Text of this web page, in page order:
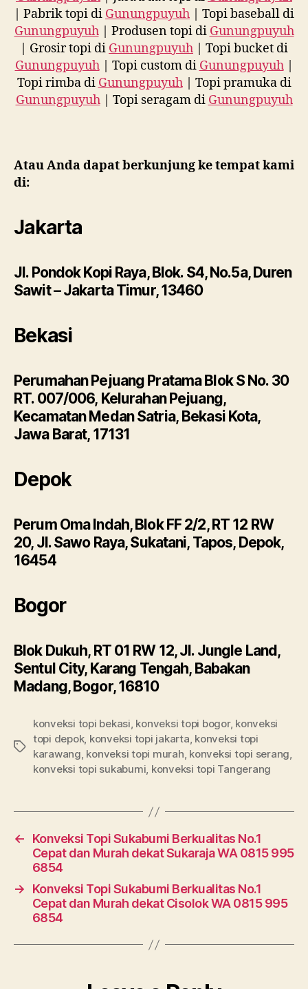
| Pabrik topi di Gunungpuyuh | Topi baseball di
Gunungpuyuh| Produsen topi di Gunungpuyuh
| Grosir topi di Gunungpuyuh | Topi bucket di
Gunungpuyuh| Topi custom di Gunungpuyuh|
Topi rimba di Gunungpuyuh| Topi pramuka di
Gunungpuyuh| Topi seragam di Gunungpuyuh
Atau Anda dapat berkunjung ke tempat kami
di:
Jakarta
Jl. Pondok Kopi Raya, Blok. S4, No.5a, Duren
Sawit – Jakarta Timur, 13460
Bekasi
Perumahan Pejuang Pratama Blok S No. 30
RT. 007/006, Kelurahan Pejuang,
Kecamatan Medan Satria, Bekasi Kota,
Jawa Barat, 17131
Depok
Perum Oma Indah, Blok FF 2/2, RT 12 RW
20, Jl. Sawo Raya, Sukatani, Tapos, Depok,
16454
Bogor
Blok Dukuh, RT 01 RW 12, Jl. Jungle Land,
Sentul City, Karang Tengah, Babakan
Madang, Bogor, 16810
Tags
konveksi topi bekasi, konveksi topi bogor, konveksi
topi depok, konveksi topi jakarta, konveksi topi
karawang, konveksi topi murah, konveksi topi serang,
konveksi topi sukabumi, konveksi topi Tangerang
←
Konveksi Topi Sukabumi Berkualitas No.1
Cepat dan Murah dekat Sukaraja WA 0815 995
6854
→
Konveksi Topi Sukabumi Berkualitas No.1
Cepat dan Murah dekat Cisolok WA 0815 995
6854